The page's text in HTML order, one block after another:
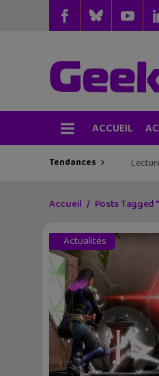
ACCUEIL
Tendances Les
Accueil Posts Tagged
Actualités